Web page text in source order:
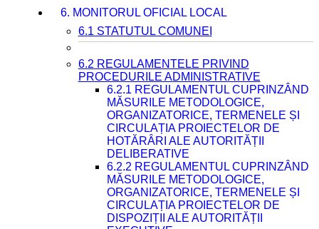
6. MONITORUL OFICIAL LOCAL
6.1 STATUTUL COMUNEI
6.2 REGULAMENTELE PRIVIND
PROCEDURILE ADMINISTRATIVE
6.2.1 REGULAMENTUL CUPRINZÂND
MĂSURILE METODOLOGICE,
ORGANIZATORICE, TERMENELE ȘI
CIRCULAȚIA PROIECTELOR DE
HOTĂRÂRI ALE AUTORITĂȚII
DELIBERATIVE
6.2.2 REGULAMENTUL CUPRINZÂND
MĂSURILE METODOLOGICE,
ORGANIZATORICE, TERMENELE ȘI
CIRCULAȚIA PROIECTELOR DE
DISPOZIȚII ALE AUTORITĂȚII